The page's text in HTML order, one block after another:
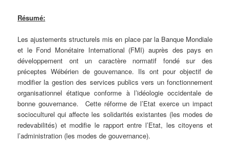
Résumé:
Les ajustements structurels mis en place par la Banque Mondiale
et le Fond Monétaire International (FMI) auprès des pays en
développement ont un caractère normatif fondé sur des
préceptes Wébérien de gouvernance. Ils ont pour objectif de
modifier la gestion des services publics vers un fonctionnement
organisationnel étatique conforme à l’idéologie occidentale de
bonne gouvernance. Cette réforme de l’Etat exerce un impact
socioculturel qui affecte les solidarités existantes (les modes de
redevabilités) et modifie le rapport entre l’Etat, les citoyens et
l’administration (les modes de gouvernance).